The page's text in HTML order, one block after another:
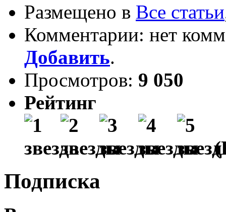
Размещено в Все статьи
Комментарии: нет
Добавить.
Просмотров: 9 050
Рейтинг
Подписка